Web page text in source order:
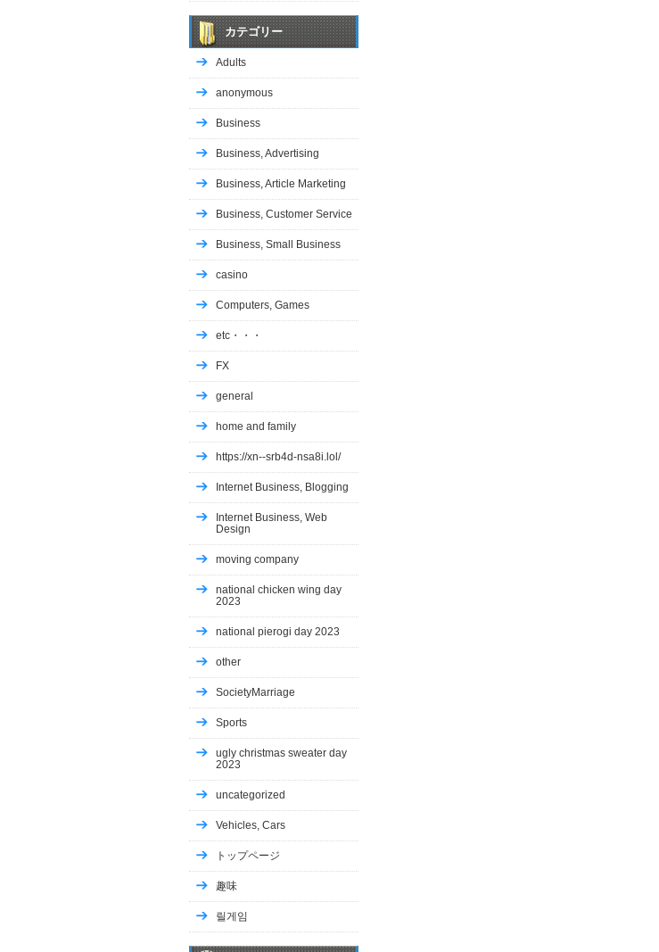
カテゴリー
Adults
anonymous
Business
Business, Advertising
Business, Article Marketing
Business, Customer Service
Business, Small Business
casino
Computers, Games
etc・・・
FX
general
home and family
https://xn--srb4d-nsa8i.lol/
Internet Business, Blogging
Internet Business, Web
Design
moving company
national chicken wing day
2023
national pierogi day 2023
other
SocietyMarriage
Sports
ugly christmas sweater day
2023
uncategorized
Vehicles, Cars
トップページ
趣味
릴게임